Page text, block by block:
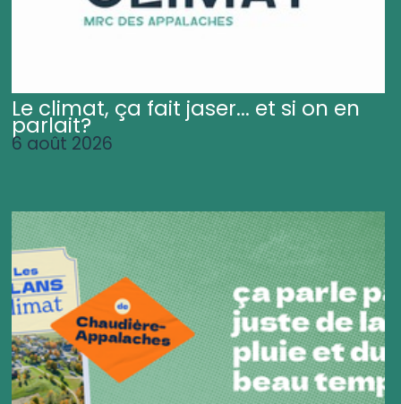
Le climat, ça fait jaser... et si on en
parlait?
6 août 2026